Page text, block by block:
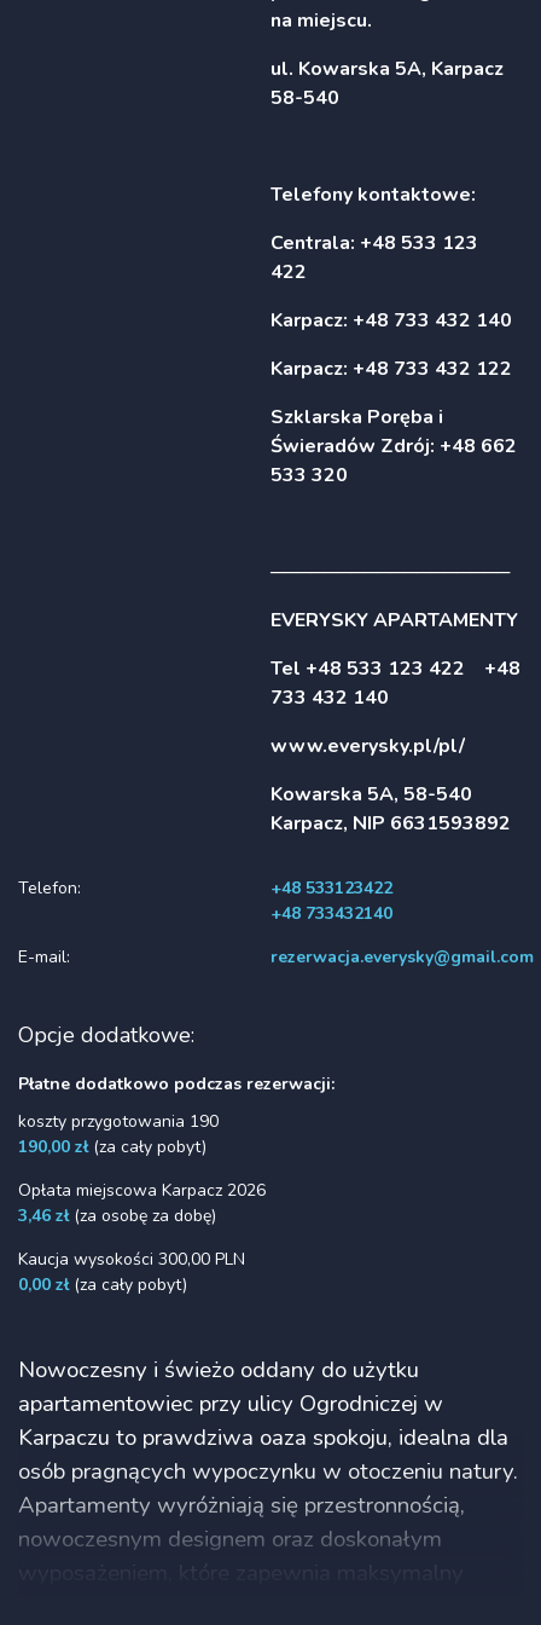
na miejscu.
ul. Kowarska 5A, Karpacz
58-540
Telefony kontaktowe:
Centrala: +48 533 123
422
Karpacz: +48 733 432 140
Karpacz: +48 733 432 122
Szklarska Poręba i
Świeradów Zdrój: +48 662
533 320
──────────────────
EVERYSKY APARTAMENTY
Tel +48 533 123 422 +48
733 432 140
www.everysky.pl/pl/
Kowarska 5A, 58-540
Karpacz, NIP 6631593892
Telefon:
+48 533123422
+48 733432140
E-mail:
rezerwacja.everysky@gmail.com
Opcje dodatkowe:
Płatne dodatkowo podczas rezerwacji:
koszty przygotowania 190
190,00 zł(za cały pobyt)
Opłata miejscowa Karpacz 2026
3,46 zł(za osobę za dobę)
Kaucja wysokości 300,00 PLN
0,00 zł(za cały pobyt)
Nowoczesny i świeżo oddany do użytku
apartamentowiec przy ulicy Ogrodniczej w
Karpaczu to prawdziwa oaza spokoju, idealna dla
osób pragnących wypoczynku w otoczeniu natury.
Apartamenty wyróżniają się przestronnością,
nowoczesnym designem oraz doskonałym
wyposażeniem, które zapewnia maksymalny